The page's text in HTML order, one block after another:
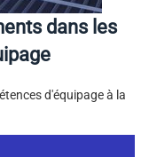
dans les
d'équipage à la